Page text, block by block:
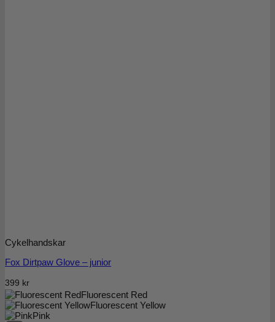
Fluorescent Red
Fluorescent Yellow
Pink
Cykelhandskar
Fox Dirtpaw Glove – junior
399 kr